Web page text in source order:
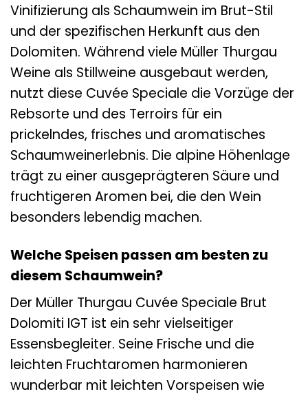
Vinifizierung als Schaumwein im Brut-Stil
und der spezifischen Herkunft aus den
Dolomiten. Während viele Müller Thurgau
Weine als Stillweine ausgebaut werden,
nutzt diese Cuvée Speciale die Vorzüge der
Rebsorte und des Terroirs für ein
prickelndes, frisches und aromatisches
Schaumweinerlebnis. Die alpine Höhenlage
trägt zu einer ausgeprägteren Säure und
fruchtigeren Aromen bei, die den Wein
besonders lebendig machen.
Welche Speisen passen am besten zu
diesem Schaumwein?
Der Müller Thurgau Cuvée Speciale Brut
Dolomiti IGT ist ein sehr vielseitiger
Essensbegleiter. Seine Frische und die
leichten Fruchtaromen harmonieren
wunderbar mit leichten Vorspeisen wie